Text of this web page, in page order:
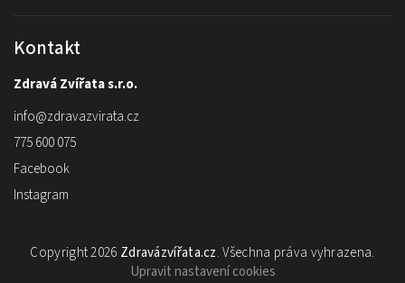
Kontakt
Zdravá Zvířata s.r.o.
info@zdravazvirata.cz
775 600 075
Facebook
Instagram
Copyright 2026 Zdravázvířata.cz. Všechna práva vyhrazena.
Upravit nastavení cookies